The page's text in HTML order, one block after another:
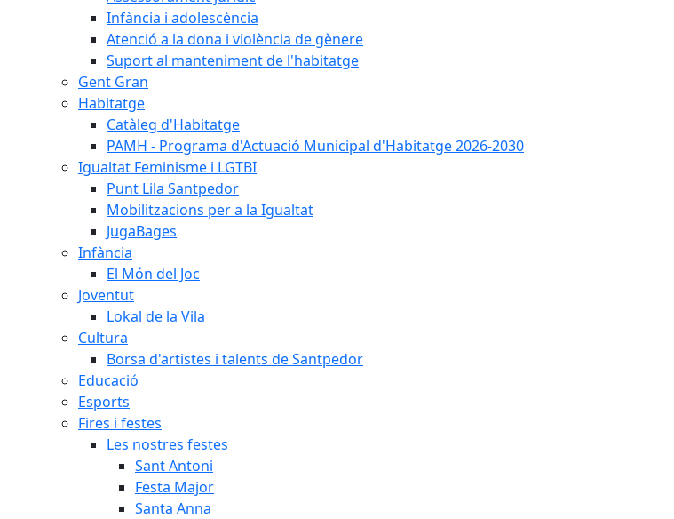
Infància i adolescència
Atenció a la dona i violència de gènere
Suport al manteniment de l'habitatge
Gent Gran
Habitatge
Catàleg d'Habitatge
PAMH - Programa d'Actuació Municipal d'Habitatge 2026-2030
Igualtat Feminisme i LGTBI
Punt Lila Santpedor
Mobilitzacions per a la Igualtat
JugaBages
Infància
El Món del Joc
Joventut
Lokal de la Vila
Cultura
Borsa d'artistes i talents de Santpedor
Educació
Esports
Fires i festes
Les nostres festes
Sant Antoni
Festa Major
Santa Anna